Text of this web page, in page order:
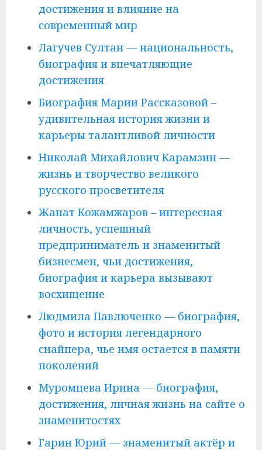
достижения и влияние на
современный мир
Лагучев Султан — национальность,
биография и впечатляющие
достижения
Биография Марии Рассказовой –
удивительная история жизни и
карьеры талантливой личности
Николай Михайлович Карамзин —
жизнь и творчество великого
русского просветителя
Жанат Кожамжаров – интересная
личность, успешный
предприниматель и знаменитый
бизнесмен, чьи достижения,
биография и карьера вызывают
восхищение
Людмила Павлюченко — биография,
фото и история легендарного
снайпера, чье имя остается в памяти
поколений
Муромцева Ирина — биография,
достижения, личная жизнь на сайте о
знаменитостях
Гарин Юрий — знаменитый актёр и